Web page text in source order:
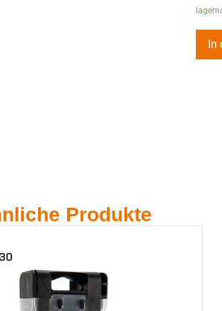
Produkte